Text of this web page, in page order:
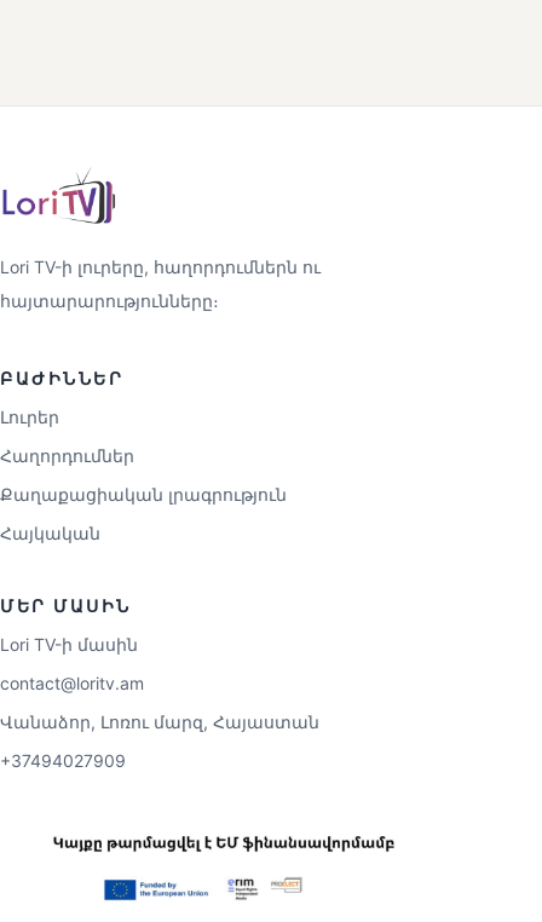
Lori TV-ի լուրերը, հաղորդումներն ու
հայտարարությունները։
ԲԱԺԻՆՆԵՐ
Լուրեր
Հաղորդումներ
Քաղաքացիական լրագրություն
Հայկական
ՄԵՐ ՄԱՍԻՆ
Lori TV-ի մասին
contact@loritv.am
Վանաձոր, Լոռու մարզ, Հայաստան
+37494027909